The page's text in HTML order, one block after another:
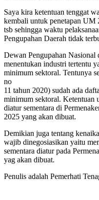
Saya kira ketentuan tenggat
kembali untuk penetapan UM
tsb sehingga waktu
Pengupahan Daerah tidak
Dewan Pengupahan
menentukan industri tertentu
minimum sektoral. Tentunya
no
11 tahun 2020) sudah ada
minimum sektoral. Ketentuan
diatur sementara di
2025 yang akan dibuat.
Demikian juga tentang
wajib dinegosiasikan yaitu
sementara diatur pada
yag akan dibuat.
Penulis adalah Pemerhati